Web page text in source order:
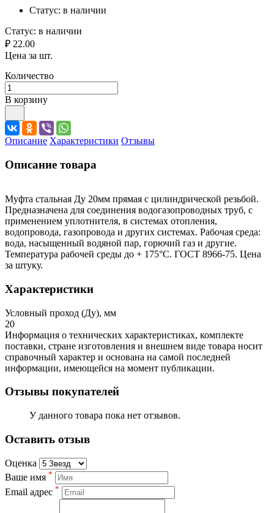
Статус: в наличии
Статус: в наличии
₽ 22.00
Цена за шт.
Количество
В корзину
Описание Характеристики Отзывы
Описание товара
Муфта стальная Ду 20мм прямая с цилиндрической резьбой.
Предназначена для соединения водогазопроводных труб, с
применением уплотнителя, в системах отопления,
водопровода, газопровода и других системах. Рабочая среда:
вода, насыщенный водяной пар, горючий газ и другие.
Температура рабочей среды до + 175°С. ГОСТ 8966-75. Цена
за штуку.
Характеристики
Условный проход (Ду), мм
20
Информация о технических характеристиках, комплекте
поставки, стране изготовления и внешнем виде товара носит
справочный характер и основана на самой последней
информации, имеющейся на момент публикации.
Отзывы покупателей
У данного товара пока нет отзывов.
Оставить отзыв
Оценка
Ваше имя *
Email адрес *